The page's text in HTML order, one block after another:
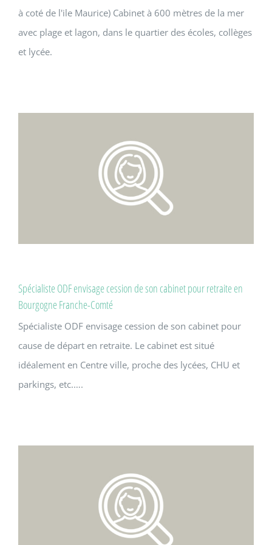
à coté de l'ile Maurice) Cabinet à 600 mètres de la mer
avec plage et lagon, dans le quartier des écoles, collèges
et lycée.
Spécialiste ODF envisage cession de son cabinet pour retraite en
Bourgogne Franche-Comté
Spécialiste ODF envisage cession de son cabinet pour
cause de départ en retraite. Le cabinet est situé
idéalement en Centre ville, proche des lycées, CHU et
parkings, etc.….